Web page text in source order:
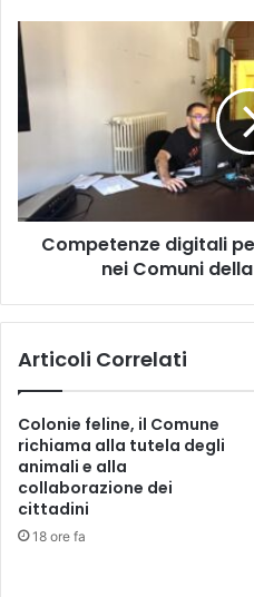
t
a
a
P
t
e
i
t
v
e
n
t
o
d
C
o
m
n
z
t
i
p
e
r
u
Competenze digitali
nei Comuni
Articoli Correlati
Colonie feline, il Comune
richiama alla tutela degli
animali e alla
collaborazione dei
cittadini
18 ore fa